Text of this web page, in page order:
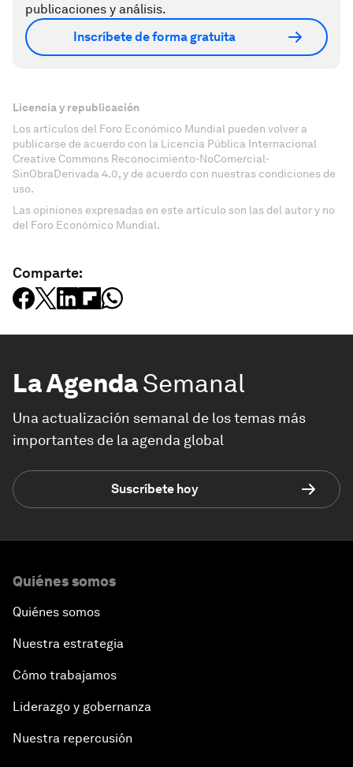
publicaciones y análisis.
Inscríbete de forma gratuita
Licencia y republicación
Los artículos del Foro Económico Mundial pueden volver a
publicarse de acuerdo con la Licencia Pública Internacional
Creative Commons Reconocimiento-NoComercial-
SinObraDerivada 4.0, y de acuerdo con nuestras condiciones de
uso.
Las opiniones expresadas en este artículo son las del autor y no
del Foro Económico Mundial.
Comparte:
La AgendaSemanal
Una actualización semanal de los temas más
importantes de la agenda global
Suscríbete hoy
Quiénes somos
Quiénes somos
Nuestra estrategia
Cómo trabajamos
Liderazgo y gobernanza
Nuestra repercusión